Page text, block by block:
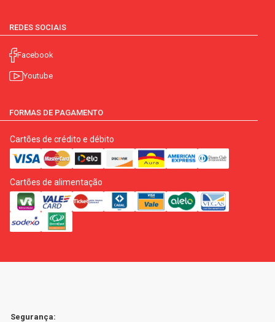
REDES SOCIAIS
Facebook
Youtube
FORMAS DE PAGAMENTO
Cartões de crédito e débito
Cartões de alimentação
Segurança: